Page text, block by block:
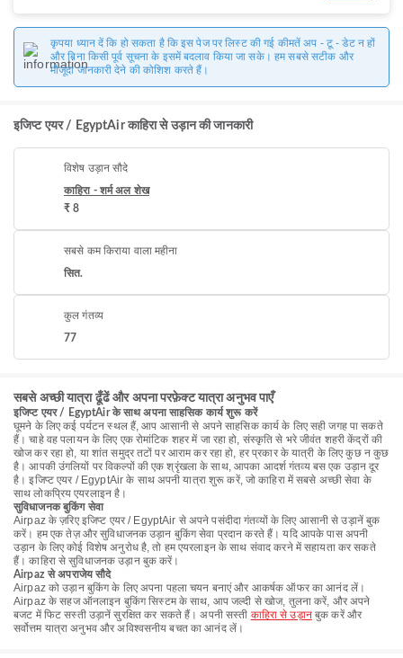
कृपया ध्यान दें कि हो सकता है कि इस पेज पर लिस्ट की गई कीमतें अप - टू - डेट न हों
और बिना किसी पूर्व सूचना के इसमें बदलाव किया जा सके। हम सबसे सटीक और
मौजूदा जानकारी देने की कोशिश करते हैं।
इजिप्ट एयर / EgyptAir काहिरा से उड़ान की जानकारी
विशेष उड़ान सौदे
काहिरा - शर्म अल शेख
₹ 8
सबसे कम किराया वाला महीना
सित.
कुल गंतव्य
77
सबसे अच्छी यात्रा ढूँढें और अपना परफ़ेक्ट यात्रा अनुभव पाएँ
इजिप्ट एयर / EgyptAir के साथ अपना साहसिक कार्य शुरू करें
घूमने के लिए कई पर्यटन स्थल हैं, आप आसानी से अपने साहसिक कार्य के लिए सही जगह पा सकते
हैं। चाहे वह पलायन के लिए एक रोमांटिक शहर में जा रहा हो, संस्कृति से भरे जीवंत शहरी केंद्रों की
खोज कर रहा हो, या शांत समुद्र तटों पर आराम कर रहा हो, हर प्रकार के यात्री के लिए कुछ न कुछ
है। आपकी उंगलियों पर विकल्पों की एक श्रृंखला के साथ, आपका आदर्श गंतव्य बस एक उड़ान दूर
है। इजिप्ट एयर / EgyptAir के साथ अपनी यात्रा शुरू करें, जो काहिरा में सबसे अच्छी सेवा के
साथ लोकप्रिय एयरलाइन है।
सुविधाजनक बुकिंग सेवा
Airpaz के ज़रिए इजिप्ट एयर / EgyptAir से अपने पसंदीदा गंतव्यों के लिए आसानी से उड़ानें बुक
करें। हम एक तेज़ और सुविधाजनक उड़ान बुकिंग सेवा प्रदान करते हैं। यदि आपके पास अपनी
उड़ान के लिए कोई विशेष अनुरोध है, तो हम एयरलाइन के साथ संवाद करने में सहायता कर सकते
हैं। काहिरा से सुविधाजनक उड़ान बुक करें।
Airpaz से अपराजेय सौदे
Airpaz को उड़ान बुकिंग के लिए अपना पहला चयन बनाएं और आकर्षक ऑफर का आनंद लें।
Airpaz के सहज ऑनलाइन बुकिंग सिस्टम के साथ, आप जल्दी से खोज, तुलना करें, और अपने
बजट में फिट सस्ती उड़ानें सुरक्षित कर सकते हैं। अपनी सस्ती काहिरा से उड़ानबुक करें और
सर्वोत्तम यात्रा अनुभव और अविश्वसनीय बचत का आनंद लें।